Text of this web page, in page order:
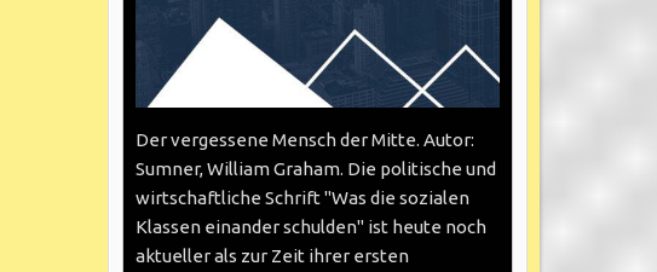
Der vergessene Mensch der Mitte. Autor:
Sumner, William Graham. Die politische und
wirtschaftliche Schrift "Was die sozialen
Klassen einander schulden" ist heute noch
aktueller als zur Zeit ihrer ersten